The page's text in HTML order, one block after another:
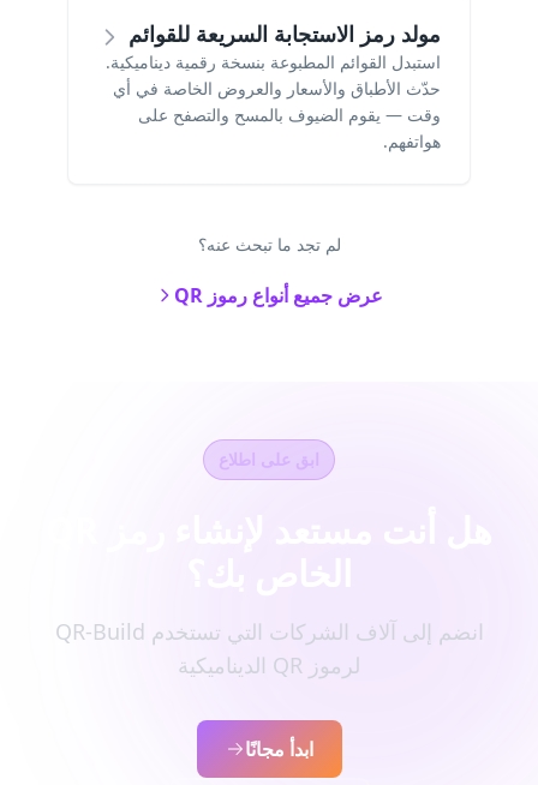
مولد رمز الاستجابة السريعة للقوائم
استبدل القوائم المطبوعة بنسخة رقمية ديناميكية.
حدّث الأطباق والأسعار والعروض الخاصة في أي
وقت — يقوم الضيوف بالمسح والتصفح على
هواتفهم.
لم تجد ما تبحث عنه؟
عرض جميع أنواع رموز QR
ابق على اطلاع
انضم إلى آلاف الشركات التي تستخدم QR-Build
لرموز QR الديناميكية
ابدأ مجانًا